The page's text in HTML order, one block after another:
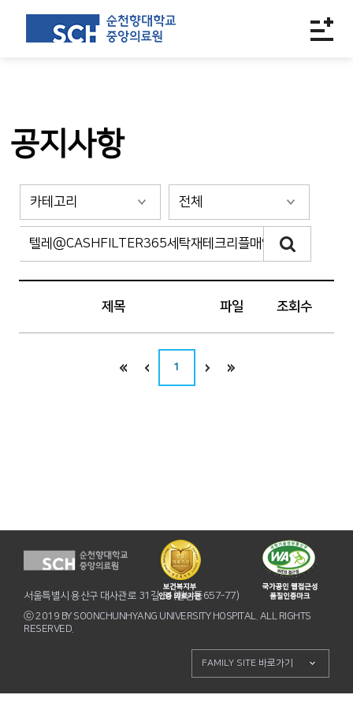
공지사항
제목 파일 조회수
1
서울특별시 용산구 대사관로 31길 31(한남동657-77)
ⓒ 2019 BY SOONCHUNHYANG UNIVERSITY HOSPITAL. ALL RIGHTS
RESERVED.
FAMILY SITE 바로가기